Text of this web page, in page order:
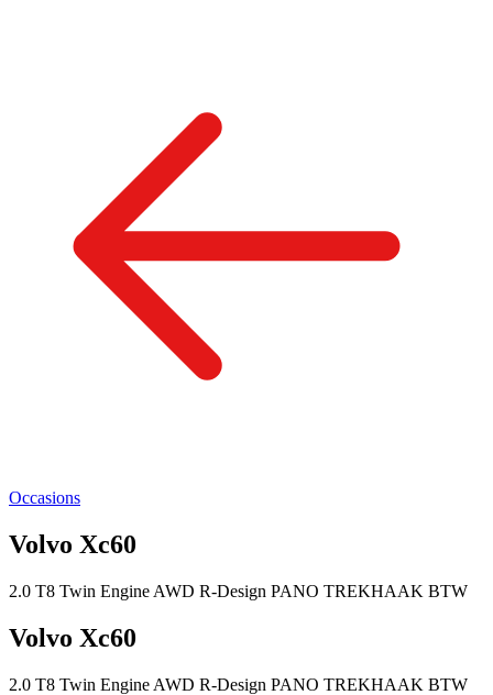
Occasions
Volvo Xc60
2.0 T8 Twin Engine AWD R-Design PANO TREKHAAK BTW
Volvo Xc60
2.0 T8 Twin Engine AWD R-Design PANO TREKHAAK BTW